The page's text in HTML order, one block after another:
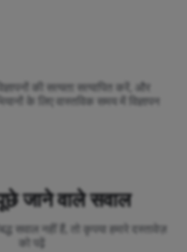
की सत्यता सत्यापित करें, और
के लिए वास्तविक समय में विज्ञापन
जाने वाले सवाल
सवाल नहीं हैं, तो कृपया हमारे दस्तावेज़
को पढ़ें